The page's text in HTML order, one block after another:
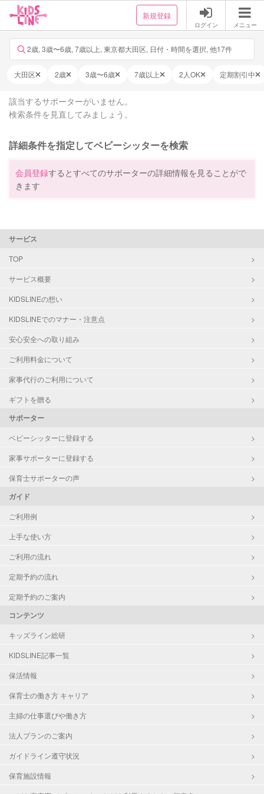
新規登録
ログイン メニュー
2歳, 3歳〜6歳, 7歳以上, 東京都大田区, 日付・時間を選択, 他17件
大田区 2歳 3歳〜6歳 7歳以上 2人OK 定期割引中
該当するサポーターがいません。
検索条件を見直してみましょう。
詳細条件を指定してベビーシッターを検索
会員登録するとすべてのサポーターの詳細情報を見ることがで
きます
サービス
TOP
サービス概要
KIDSLINEの想い
KIDSLINEでのマナー・注意点
安心安全への取り組み
ご利用料金について
家事代行のご利用について
ギフトを贈る
サポーター
ベビーシッターに登録する
家事サポーターに登録する
保育士サポーターの声
ガイド
ご利用例
上手な使い方
ご利用の流れ
定期予約の流れ
定期予約のご案内
コンテンツ
キッズライン総研
KIDSLINE記事一覧
保活情報
保育士の働き方 キャリア
主婦の仕事選びや働き方
法人プランのご案内
ガイドライン遵守状況
保育施設情報